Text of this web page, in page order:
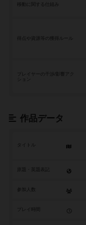
移動に関する仕組み
プレイヤーの干渉/影響アク
作品データ
タイトル
参加人数